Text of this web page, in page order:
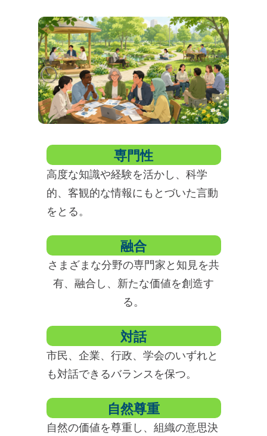
専門性
高度な知識や経験を活かし、科学
的、客観的な情報にもとづいた言動
をとる。
融合
さまざまな分野の専門家と知見を共
有、融合し、新たな価値を創造す
る。
対話
市民、企業、行政、学会のいずれと
も対話できるバランスを保つ。
自然尊重
自然の価値を尊重し、組織の意思決